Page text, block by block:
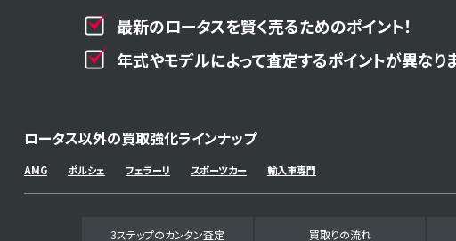
最新のロータスを賢く売るためのポイント！
年式やモデルによって査定するポイントが異なりま
ロータス以外の買取強化ラインナップ
AMG ポルシェ フェラーリ スポーツカー 輸入車専門
3ステップのカンタン査定 買取りの流れ